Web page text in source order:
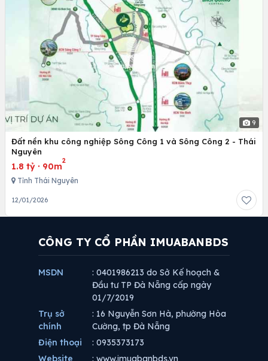
9
Đất nền khu công nghiệp Sông Công 1 và Sông Công 2 - Thái
Nguyên
1.8 tỷ · 90m
2
Tỉnh Thái Nguyên
12/01/2026
CÔNG TY CỔ PHẦN IMUABANBDS
MSDN
: 0401986213 do Sở Kế hoạch &
Đầu tư TP Đà Nẵng cấp ngày
01/7/2019
Trụ sở
chính
: 16 Nguyễn Sơn Hà, phường Hòa
Cường, tp Đà Nẵng
Điện thoại
: 0935373173
Website
: www.imuabanbds.vn